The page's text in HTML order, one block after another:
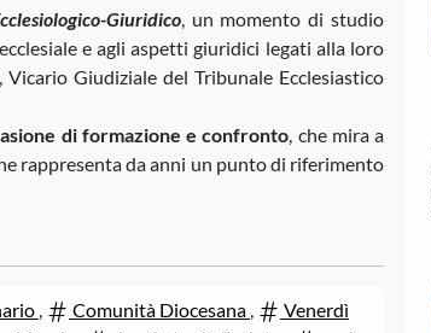
Giuridico, un momento di studio
e agli aspetti giuridici legati alla loro
Giudiziale del Tribunale Ecclesiastico
di formazione e confronto, che mira a
rappresenta da anni un punto di riferimento
, Comunità Diocesana ,
Venerdì